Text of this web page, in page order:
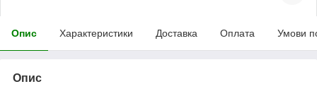
Опис Характеристики Доставка Оплата Умови
Опис